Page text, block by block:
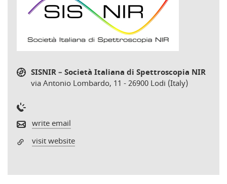
SISNIR – Società Italiana di Spettroscopia NIR
via Antonio Lombardo, 11 - 26900 Lodi (Italy)
write email
visit website